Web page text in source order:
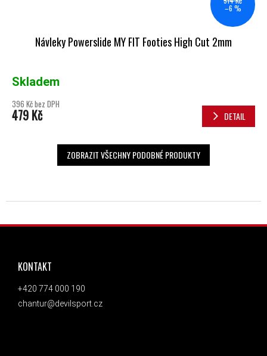
–6 %
Návleky Powerslide MY FIT Footies High Cut 2mm
Skladem
396 Kč bez DPH
479 Kč DETAIL
ZOBRAZIT VŠECHNY PODOBNÉ PRODUKTY
ZÁPATÍ
KONTAKT
+420 774 000 190
chantur@devilsport.cz